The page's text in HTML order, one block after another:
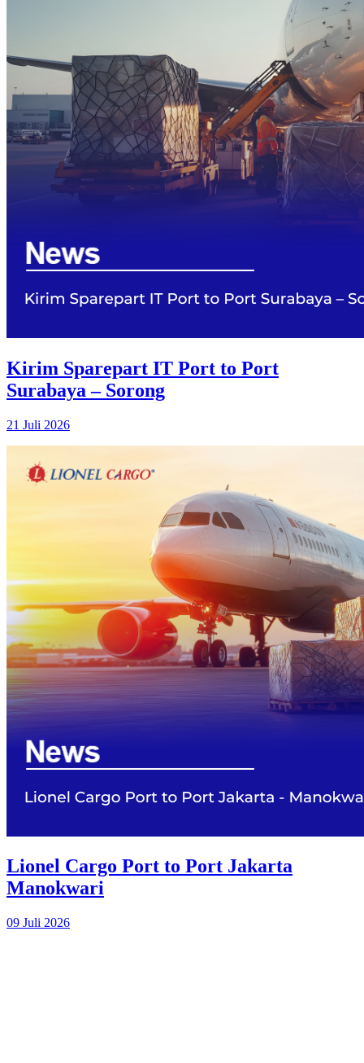
Kirim Sparepart IT Port to Port
Surabaya – Sorong
21 Juli 2026
Lionel Cargo Port to Port Jakarta
Manokwari
09 Juli 2026